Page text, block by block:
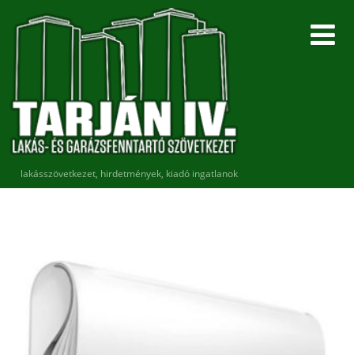
lakásszövetkezet, hirdetmények, kiadó ingatlanok